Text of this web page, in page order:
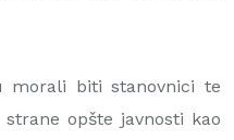
morali biti stanovnici te
opšte javnosti kao